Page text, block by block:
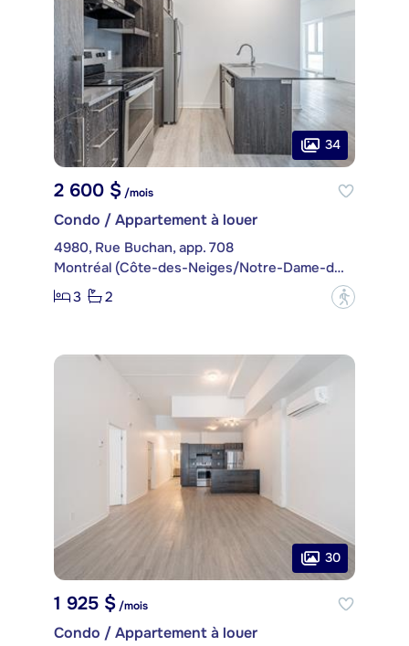
34
2 600 $ /mois
Condo / Appartement à louer
4980, Rue Buchan, app. 708
Montréal (Côte-des-Neiges/Notre-Dame-de-Grâce)
3
2 ?
30
1 925 $/mois
Condo / Appartement à louer